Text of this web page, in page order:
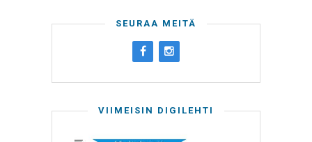
SEURAA MEITÄ
VIIMEISIN DIGILEHTI